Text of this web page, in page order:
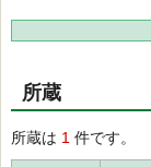
所蔵
所蔵は 1 件です。